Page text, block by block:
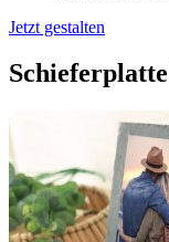
Jetzt gestalten